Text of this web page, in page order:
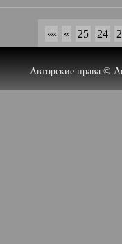
«« « 25 24
Авторские права ©